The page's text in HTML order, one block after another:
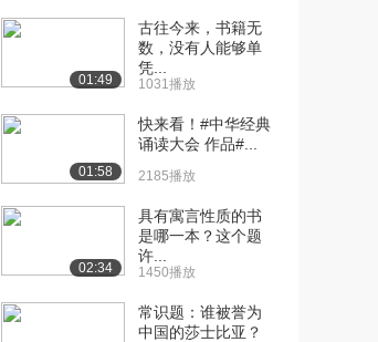
[10] 04.【第四章：体会和
10:23
[11] 05.【第五章：感受的
10:57
[12] 05.【第五章：感受的
11:26
[13] 05.【第五章：感受的
根源】听到不...
11:07
01:49
古往今来，书籍无
数，没有人能够单
凭...
1031播放
01:58
快来看！#中华经典
诵读大会 作品#...
2185播放
02:34
具有寓言性质的书
是哪一本？这个题
许...
1450播放
常识题：谁被誉为
中国的莎士比亚？